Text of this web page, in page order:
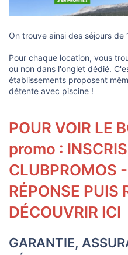
On trouve ainsi des séjours
Pour chaque location, vous
ou non dans l'onglet dédié.
établissements proposent
détente avec piscine !
POUR VOIR LE
promo :
CLUBPROMOS
RÉPONSE PUIS
DÉCOUVRIR ICI
GARANTIE,